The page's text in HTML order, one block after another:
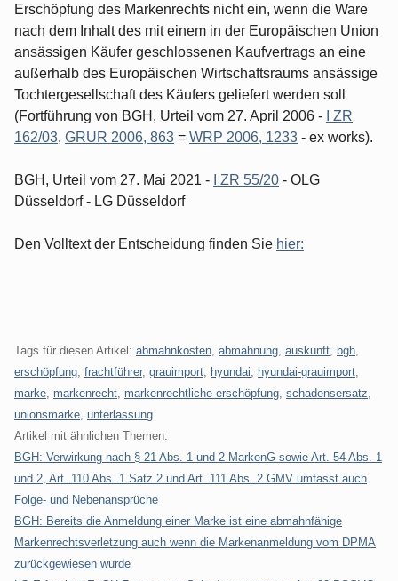
Erschöpfung des Markenrechts nicht ein, wenn die Ware
nach dem Inhalt des mit einem in der Europäischen Union
ansässigen Käufer geschlossenen Kaufvertrags an eine
außerhalb des Europäischen Wirtschaftsraums ansässige
Tochtergesellschaft des Käufers geliefert werden soll
(Fortführung von BGH, Urteil vom 27. April 2006 -
I ZR
162/03, GRUR 2006, 863 = WRP 2006, 1233 - ex works).
BGH, Urteil vom 27. Mai 2021 - I ZR 55/20 - OLG
Düsseldorf - LG Düsseldorf
Den Volltext der Entscheidung finden Sie hier:
Tags für diesen Artikel: abmahnkosten abmahnung auskunft bgh
erschöpfung frachtführer, grauimport hyundai hyundai-grauimport
marke markenrecht markenrechtliche erschöpfung schadensersatz
unionsmarke unterlassung
Artikel mit ähnlichen Themen:
BGH: Verwirkung nach § 21 Abs. 1 und 2 MarkenG sowie Art. 54 Abs. 1
und 2, Art. 110 Abs. 1 Satz 2 und Art. 111 Abs. 2 GMV umfasst auch
Folge- und Nebenansprüche
BGH: Bereits die Anmeldung einer Marke ist eine abmahnfähige
Markenrechtsverletzung auch wenn die Markenanmeldung vom DPMA
zurückgewiesen wurde